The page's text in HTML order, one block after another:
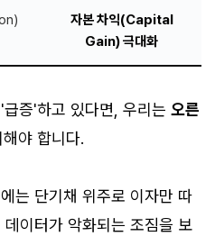
자본 차익(Capital
Gain) 극대화
증'하고 있다면, 우리는 오른
야 합니다.
는 단기채 위주로 이자만 따
이터가 악화되는 조짐을 보